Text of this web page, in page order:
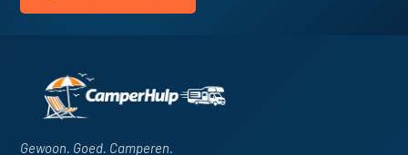
Gewoon. Goed. Camperen.